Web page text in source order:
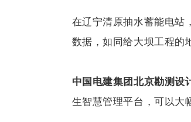
在辽宁清原抽水蓄能电站
数据，如同给大坝工程的
中国电建集团北京勘测设
生智慧管理平台，可以大